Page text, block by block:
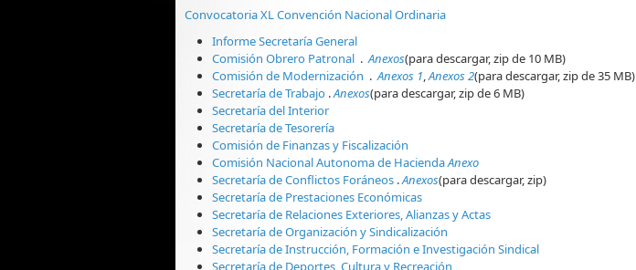
Convocatoria XL Convención Nacional Ordinaria
Informe Secretaría General
Comisión Obrero Patronal . Anexos(para descargar, zip de 10 MB)
Comisión de Modernización . Anexos 1 Anexos 2(para descargar, zip de 35 MB)
Secretaría de Trabajo .Anexos(para descargar, zip de 6 MB)
Secretaría del Interior
Secretaría de Tesorería
Comisión de Finanzas y Fiscalización
Comisión Nacional Autonoma de HaciendaAnexo
Secretaría de Conflictos Foráneos .Anexos(para descargar, zip)
Secretaría de Prestaciones Económicas
Secretaría de Relaciones Exteriores, Alianzas y Actas
Secretaría de Organización y Sindicalización
Secretaría de Instrucción, Formación e Investigación Sindical
Secretaría de Deportes, Cultura y Recreación